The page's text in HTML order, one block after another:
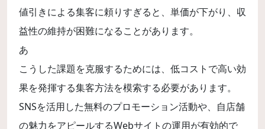
値引きによる集客に頼りすぎると、単価が下がり、収
益性の維持が困難になることがあります。
あ
こうした課題を克服するためには、低コストで高い効
果を発揮する集客方法を模索する必要があります。
SNSを活用した無料のプロモーション活動や、自店舗
の魅力をアピールするWebサイトの運用が有効的で